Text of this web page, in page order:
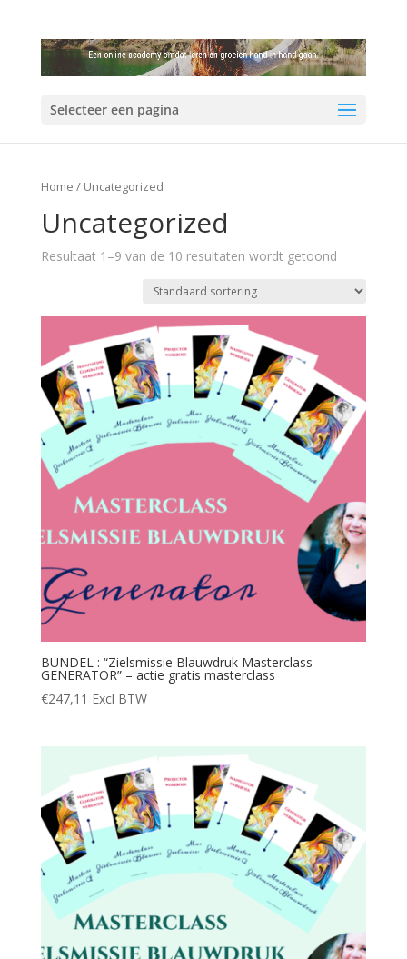
Selecteer een pagina
Home / Uncategorized
Uncategorized
Resultaat 1–9 van de 10 resultaten wordt getoond
BUNDEL : “Zielsmissie Blauwdruk Masterclass –
GENERATOR” – actie gratis masterclass
€247,11 Excl BTW